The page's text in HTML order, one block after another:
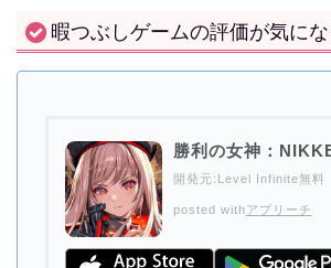
暇つぶしゲームの評価が気に
勝利の女神：
開発元: Level Infinite無料
posted withアプリーチ